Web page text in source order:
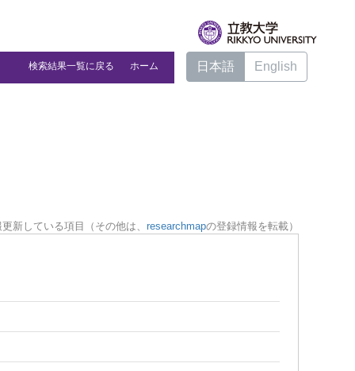
検索結果一覧に戻る ホーム 日本語 English
新している項目（その他は、 researchmapの登録情報を転載）